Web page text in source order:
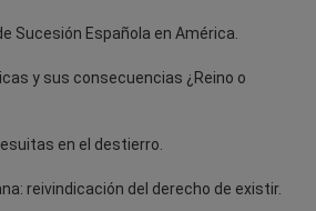
Sucesión Española en América.
y sus consecuencias ¿Reino o
en el destierro.
reivindicación del derecho de existir.